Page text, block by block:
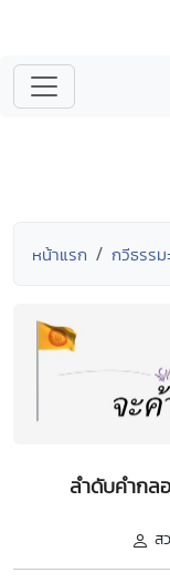
หน้าแรก กวีธรรมะ
ลำดับคำก
ส